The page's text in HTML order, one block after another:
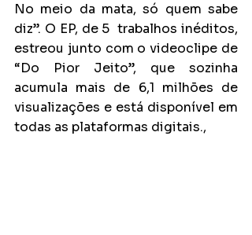
No meio da mata, só quem sabe
diz”. O EP, de 5  trabalhos inéditos,
estreou junto com o videoclipe de
“Do Pior Jeito”, que sozinha
acumula mais de 6,1 milhões de
visualizações e está disponível em
todas as plataformas digitais.,